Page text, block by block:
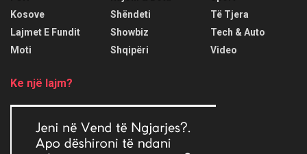
Kosove
Lajmet E Fundit
Moti
Shëndeti
Showbiz
Shqipëri
Të Tjera
Tech & Auto
Video
Ke një lajm?